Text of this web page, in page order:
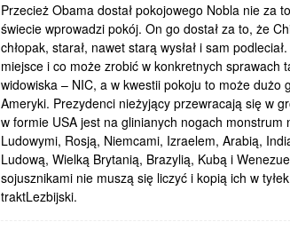
Przecież Obama dostał pokojowego Nobla nie za
świecie wprowadzi pokój. On go dostał za to, że
chłopak, starał, nawet starą wysłał i sam
miejsce i co może zrobić w konkretnych sprawach
widowiska – NIC, a w kwestii pokoju to może dużo
Ameryki. Prezydenci nieżyjący przewracają się w
w formie USA jest na glinianych nogach
Ludowymi, Rosją, Niemcami, Izraelem, Arabią,
Ludową, Wielką Brytanią, Brazylią, Kubą i
sojusznikami nie muszą się liczyć i kopią ich w
traktLezbijski.